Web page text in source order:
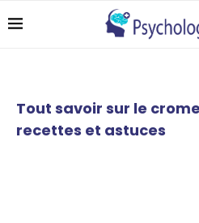
Tout savoir sur le
recettes et astuces